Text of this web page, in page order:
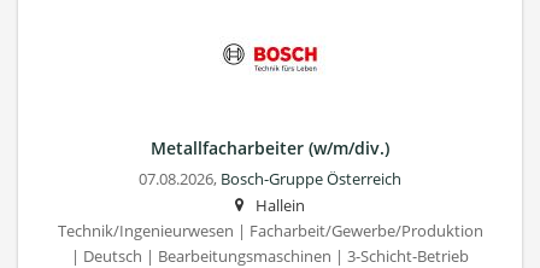
Metallfacharbeiter (w/m/div.)
07.08.2026, Bosch-Gruppe Österreich
Hallein
Technik/Ingenieurwesen | Facharbeit/Gewerbe/Produktion
| Deutsch | Bearbeitungsmaschinen | 3-Schicht-Betrieb